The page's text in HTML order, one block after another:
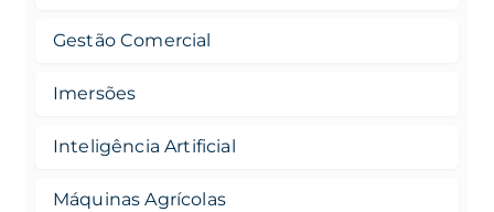
Gestão Comercial
Imersões
Inteligência Artificial
Máquinas Agrícolas